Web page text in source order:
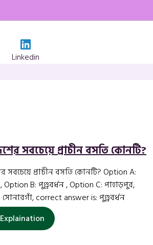
Linkedin
সবচেয়ে প্রাচীন বসতি কোনটি?
সবচেয়ে প্রাচীন বসতি কোনটি? Option A:
B: পুণ্ড্রবর্ধন , Option C: পাহাড়পুর,
correct answer is: পুণ্ড্রবর্ধন